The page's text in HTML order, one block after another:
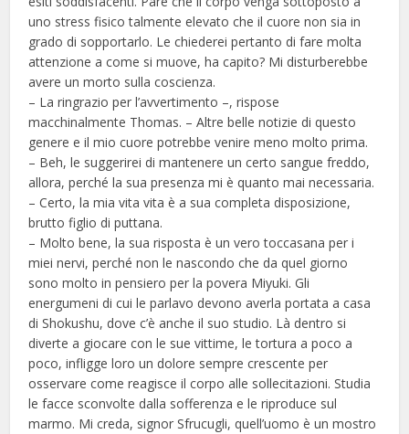
uno stress fisico talmente elevato che il cuore non sia in
grado di sopportarlo. Le chiederei pertanto di fare molta
attenzione a come si muove, ha capito? Mi disturberebbe
avere un morto sulla coscienza.
– La ringrazio per l’avvertimento –, rispose
macchinalmente Thomas. – Altre belle notizie di questo
genere e il mio cuore potrebbe venire meno molto prima.
– Beh, le suggerirei di mantenere un certo sangue freddo,
allora, perché la sua presenza mi è quanto mai necessaria.
– Certo, la mia vita vita è a sua completa disposizione,
brutto figlio di puttana.
– Molto bene, la sua risposta è un vero toccasana per i
miei nervi, perché non le nascondo che da quel giorno
sono molto in pensiero per la povera Miyuki. Gli
energumeni di cui le parlavo devono averla portata a casa
di Shokushu, dove c’è anche il suo studio. Là dentro si
diverte a giocare con le sue vittime, le tortura a poco a
poco, infligge loro un dolore sempre crescente per
osservare come reagisce il corpo alle sollecitazioni. Studia
le facce sconvolte dalla sofferenza e le riproduce sul
marmo. Mi creda, signor Sfrucugli, quell’uomo è un mostro